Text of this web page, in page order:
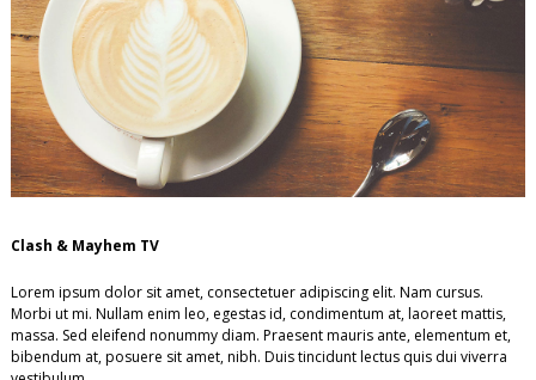
Clash & Mayhem TV
Lorem ipsum dolor sit amet, consectetuer adipiscing elit. Nam cursus.
Morbi ut mi. Nullam enim leo, egestas id, condimentum at, laoreet mattis,
massa. Sed eleifend nonummy diam. Praesent mauris ante, elementum et,
bibendum at, posuere sit amet, nibh. Duis tincidunt lectus quis dui viverra